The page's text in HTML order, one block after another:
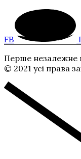
FB
Перше незалежне
© 2021 усі права